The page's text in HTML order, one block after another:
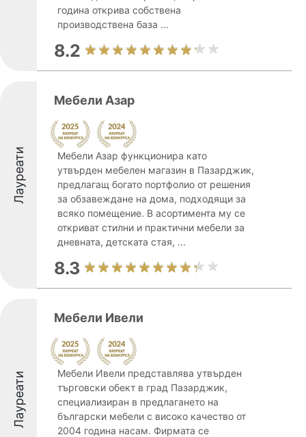
година открива собствена
производствена база ...
8.2
Лауреати
Мебели Азар
Мебели Азар функционира като
утвърден мебелен магазин в Пазарджик,
предлагащ богато портфолио от решения
за обзавеждане на дома, подходящи за
всяко помещение. В асортимента му се
откриват стилни и практични мебели за
дневната, детската стая, ...
8.3
Лауреати
Мебели Ивели
Мебели Ивели представлява утвърден
търговски обект в град Пазарджик,
специализиран в предлагането на
български мебели с високо качество от
2004 година насам. Фирмата се